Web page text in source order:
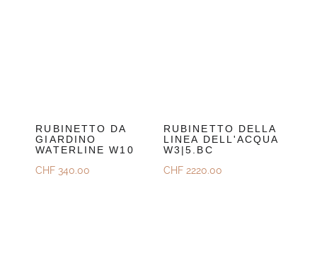
RUBINETTO DA
GIARDINO
WATERLINE W10
CHF 340.00
RUBINETTO DELLA
LINEA DELL'ACQUA
W3|5.BC
CHF2220.00